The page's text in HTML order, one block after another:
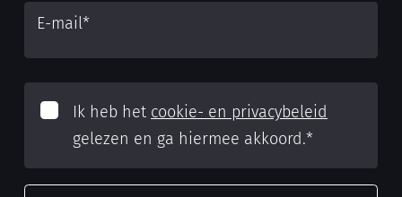
E-mail*
Ik heb het cookie- en privacybeleid
gelezen en ga hiermee akkoord.*